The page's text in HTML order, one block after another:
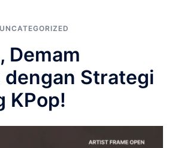
UNCATEGORIZED
Demam
dengan Strategi
KPop!